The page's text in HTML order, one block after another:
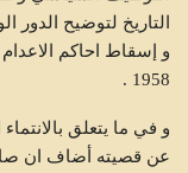
التاريخ لتوضيح
1958 .
و في ما يتعلق
عن قصيته أضاف ان